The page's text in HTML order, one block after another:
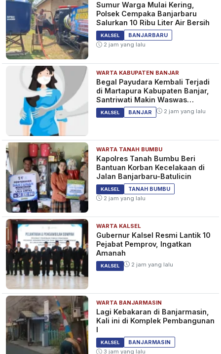
Sumur Warga Mulai Kering,
Polsek Cempaka Banjarbaru
Salurkan 10 Ribu Liter Air Bersih
KALSEL
BANJARBARU
2 jam yang lalu
WARTA KABUPATEN BANJAR
Begal Payudara Kembali Terjadi
di Martapura Kabupaten Banjar,
Santriwati Makin Waswas
Melintas
KALSEL BANJAR 2 jam yang lalu
WARTA TANAH BUMBU
Kapolres Tanah Bumbu Beri
Bantuan Korban Kecelakaan di
Jalan Banjarbaru-Batulicin
KALSEL
TANAH BUMBU
2 jam yang lalu
WARTA KALSEL
Gubernur Kalsel Resmi Lantik 10
Pejabat Pemprov, Ingatkan
Amanah
KALSEL 2 jam yang lalu
WARTA BANJARMASIN
Lagi Kebakaran di Banjarmasin,
Kali ini di Komplek Pembangunan
I
KALSEL
BANJARMASIN
3 jam yang lalu